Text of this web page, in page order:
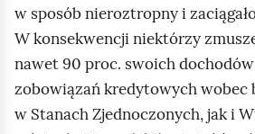
l
ą
d
w sposób nieroztropny i
W konsekwencji niektórzy
nawet 90 proc. swoich
zobowiązań kredytowych wobec
w Stanach Zjednoczonych, jak i